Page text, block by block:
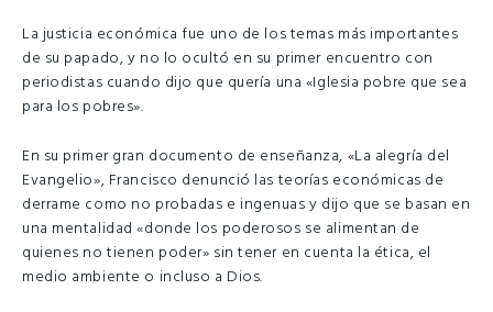
La justicia económica fue uno de los temas más importantes
de su papado, y no lo ocultó en su primer encuentro con
periodistas cuando dijo que quería una «Iglesia pobre que sea
para los pobres».
En su primer gran documento de enseñanza, «La alegría del
Evangelio», Francisco denunció las teorías económicas de
derrame como no probadas e ingenuas y dijo que se basan en
una mentalidad «donde los poderosos se alimentan de
quienes no tienen poder» sin tener en cuenta la ética, el
medio ambiente o incluso a Dios.